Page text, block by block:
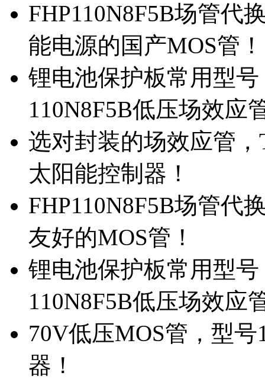
FHP110N8F5B场管代
能电源的国产MOS管！
锂电池保护板常用型
110N8F5B低压场效应
选对封装的场效应管
太阳能控制器！
FHP110N8F5B场管代
友好的MOS管！
锂电池保护板常用型
110N8F5B低压场效应
70V低压MOS管，型
器！